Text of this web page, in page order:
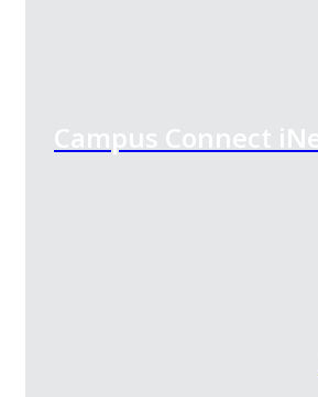
Campus Connect